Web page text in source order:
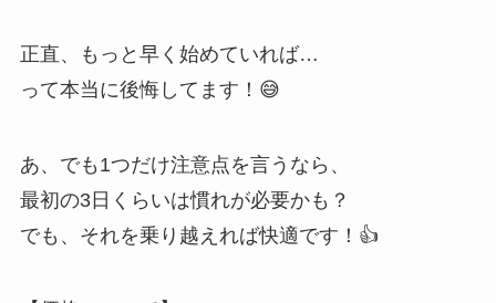
正直、もっと早く始めていれば…
って本当に後悔してます！😅
あ、でも1つだけ注意点を言うなら、
最初の3日くらいは慣れが必要かも？
でも、それを乗り越えれば快適です！👍